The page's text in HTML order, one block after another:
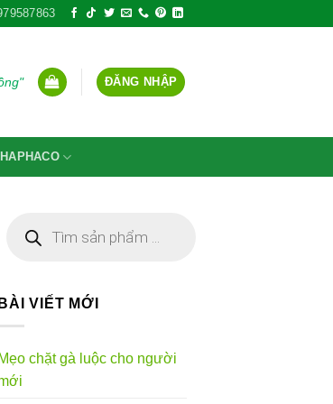
ĐĂNG NHẬP
kiếm
BÀI VIẾT MỚI
Mẹo chặt gà luộc cho người